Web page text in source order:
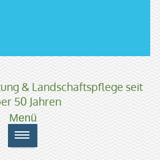
& Landschaftspflege seit
50 Jahren